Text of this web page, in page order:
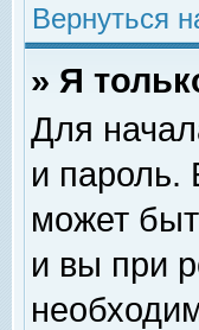
Вернуться
» Я
Для
и пароль.
может
и вы при